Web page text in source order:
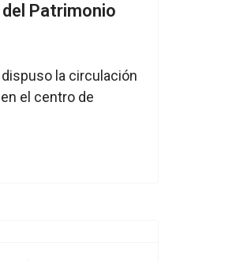
Patrimonio
la circulación
el centro de